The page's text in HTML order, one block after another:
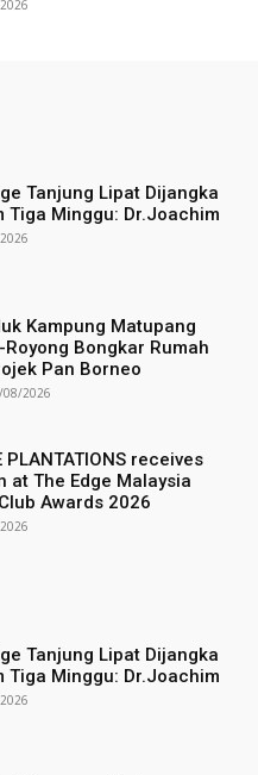
Tanjung Lipat Dijangka
Tiga Minggu: Dr.Joachim
Kampung Matupang
Bongkar Rumah
Pan Borneo
08/2026
PLANTATIONS receives
at The Edge Malaysia
Awards 2026
Tanjung Lipat Dijangka
Tiga Minggu: Dr.Joachim